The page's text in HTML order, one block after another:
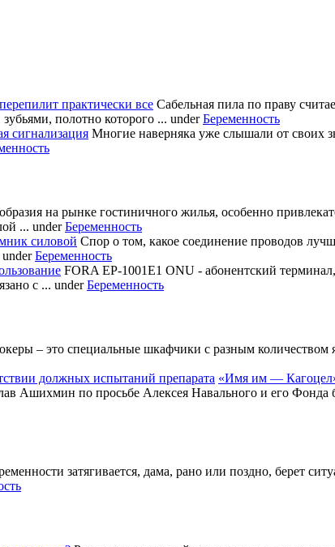
практически все Сабельная пила по праву
полотно которого ... underБеременность
сигнализация Многие наверняка уже слышали от своих
на рынке гостиничного жилья, особенно
... underБеременность
силовой Спор о том, какое соединение проводов
underБеременность
FORA EP-1001E1 ONU - абонентский
с ... underБеременность
– это специальные шкафчики с разным количеством
«Имя им —
Ашихмин по просьбе Алексея Навального и его
затягивается, дама, рано или поздно, берет